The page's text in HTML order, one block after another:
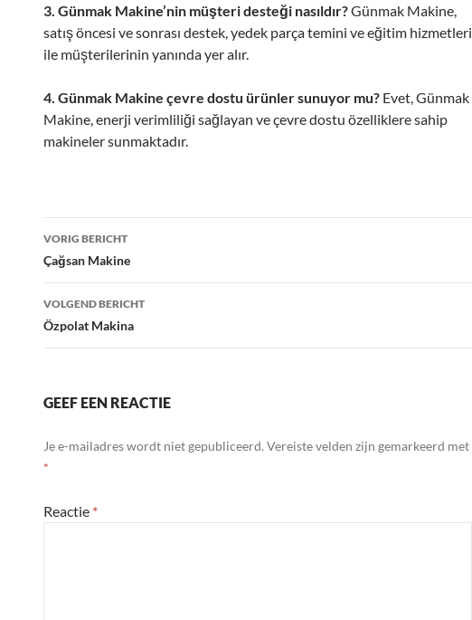
3. Günmak Makine’nin müşteri desteği nasıldır?Günmak Makine,
satış öncesi ve sonrası destek, yedek parça temini ve eğitim hizmetleri
ile müşterilerinin yanında yer alır.
4. Günmak Makine çevre dostu ürünler sunuyor mu? Evet, Günmak
Makine, enerji verimliliği sağlayan ve çevre dostu özelliklere sahip
makineler sunmaktadır.
Bericht
navigatie
VORIG BERICHT
Çağsan Makine
VOLGEND BERICHT
Özpolat Makina
GEEF EEN REACTIE
Je e-mailadres wordt niet gepubliceerd. Vereiste velden zijn gemarkeerd met
*
Reactie *